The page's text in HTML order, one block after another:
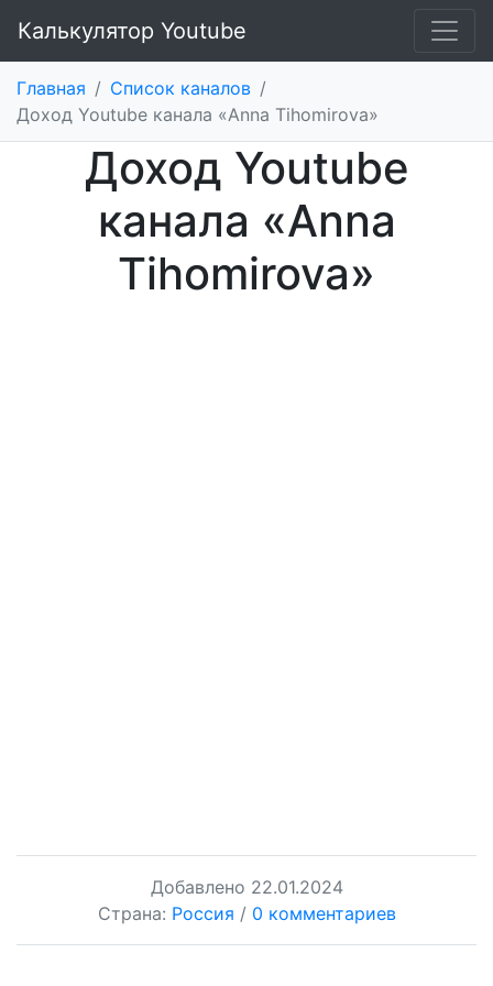
Калькулятор Youtube
Главная / Список каналов /
Доход Youtube канала «Anna Tihomirova»
Доход Youtube
канала «Anna
Tihomirova»
Добавлено 22.01.2024
Страна: Россия / 0 комментариев